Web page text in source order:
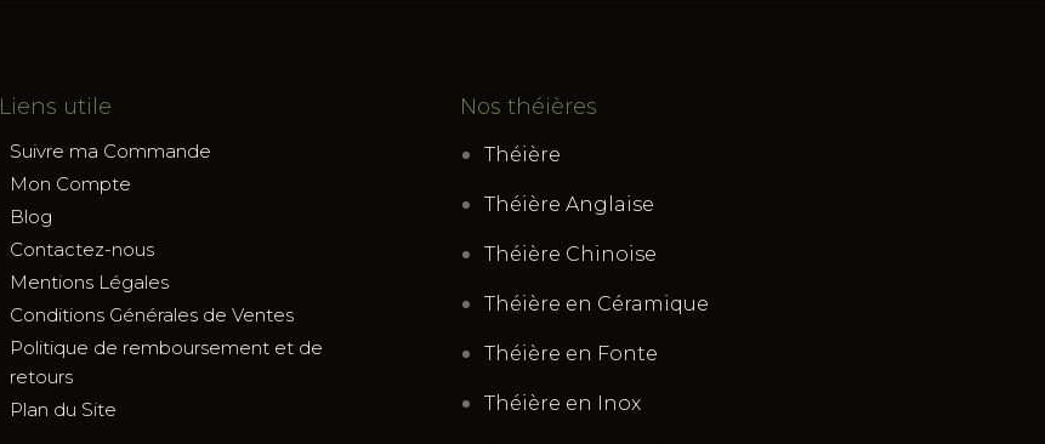
Liens utile
Suivre ma Commande
Mon Compte
Blog
Contactez-nous
Mentions Légales
Conditions Générales de Ventes
Politique de remboursement et de
retours
Plan du Site
Nos théières
Théière
Théière Anglaise
Théière Chinoise
Théière en Céramique
Théière en Fonte
Théière en Inox